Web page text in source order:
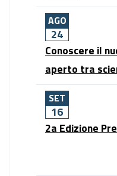
AGO
24
Conoscere il
aperto tra
SET
16
2a Edizione